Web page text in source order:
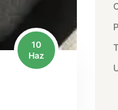
10
Haz